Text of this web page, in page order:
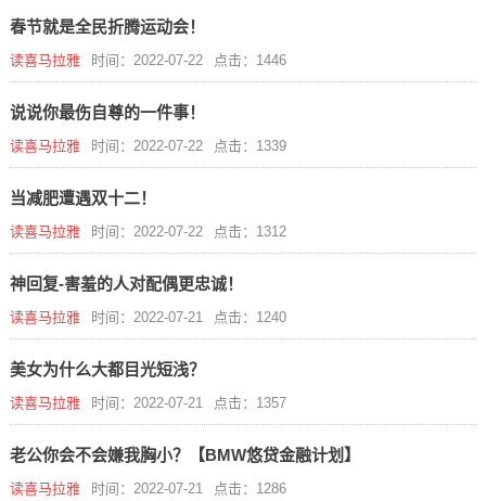
春节就是全民折腾运动会！
读喜马拉雅 时间：2022-07-22 点击：1446
说说你最伤自尊的一件事！
读喜马拉雅 时间：2022-07-22 点击：1339
当减肥遭遇双十二！
读喜马拉雅 时间：2022-07-22 点击：1312
神回复-害羞的人对配偶更忠诚！
读喜马拉雅 时间：2022-07-21 点击：1240
美女为什么大都目光短浅？
读喜马拉雅 时间：2022-07-21 点击：1357
老公你会不会嫌我胸小？【BMW悠贷金融计划】
读喜马拉雅 时间：2022-07-21 点击：1286